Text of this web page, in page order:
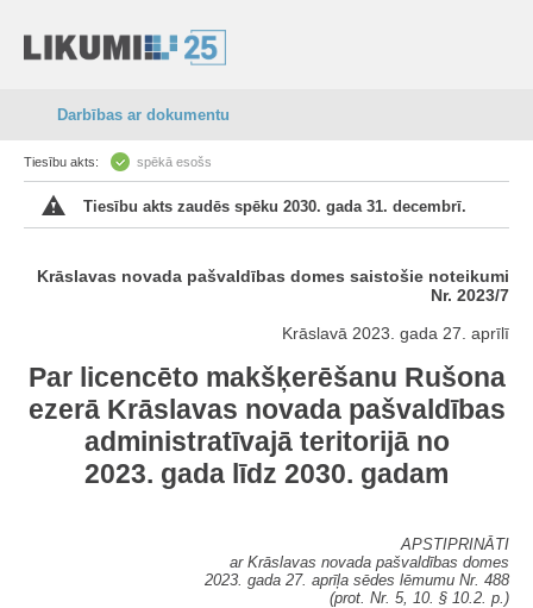
Darbības ar dokumentu
Tiesību akts: spēkā esošs
Tiesību akts zaudēs spēku 2030. gada 31. decembrī.
Krāslavas novada pašvaldības domes saistošie noteikumi
Nr. 2023/7
Krāslavā 2023. gada 27. aprīlī
Par licencēto makšķerēšanu Rušona
ezerā Krāslavas novada pašvaldības
administratīvajā teritorijā no
2023. gada līdz 2030. gadam
APSTIPRINĀTI
ar Krāslavas novada pašvaldības domes
2023. gada 27. aprīļa sēdes lēmumu Nr. 488
(prot. Nr. 5, 10. § 10.2. p.)